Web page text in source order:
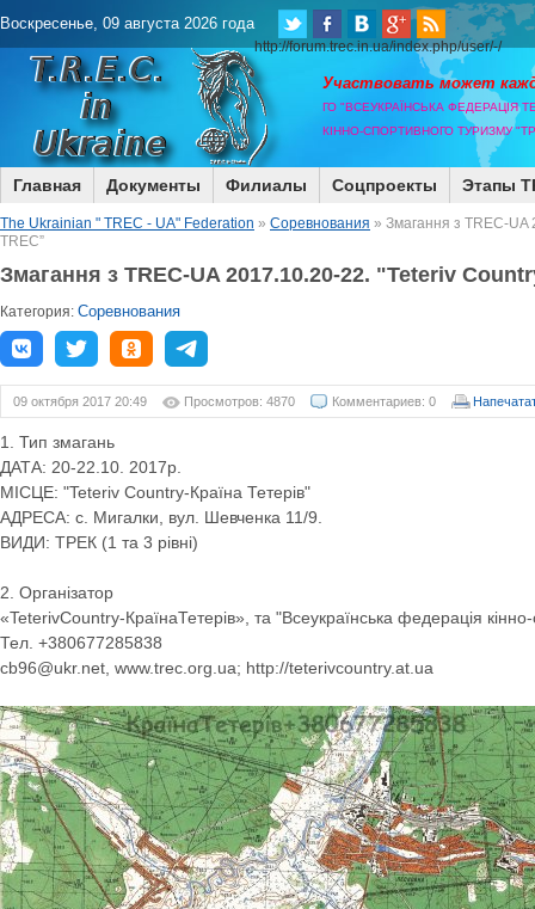
Воскресенье, 09 августа 2026 года
http://forum.trec.in.ua/index.php/user/-/
Участвовать может
ГО "ВСЕУКРАЇНСЬКА ФЕДЕРАЦІЯ
КІННО-СПОРТИВНОГО ТУРИЗМУ
Главная Документы Филиалы Соцпроекты Этапы
The Ukrainian " TREC - UA" Federation » Соревнования » Змагання з TREC-
TREC”
Змагання з TREC-UA 2017.10.20-22. "Teteriv
Категория: Соревнования
09 октября 2017 20:49 Просмотров: 4870 Комментариев: 0
1. Тип змагань
ДАТА: 20-22.10. 2017р.
МІСЦЕ: "Teteriv Country-Країна Тетерів"
АДРЕСА: с. Мигалки, вул. Шевченка 11/9.
ВИДИ: ТРЕК (1 та 3 рівні)
2. Організатор
«TeterivCountry-КраїнаТетерів», та "Всеукраїнська федерація
Тел. +380677285838
cb96@ukr.net, www.trec.org.ua; http://teterivcountry.at.ua